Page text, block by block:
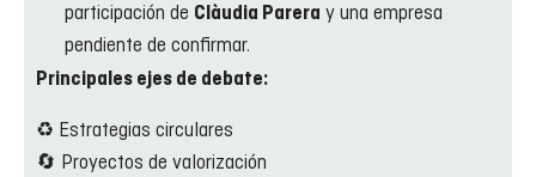
participación de Clàudia Parera y una empresa
pendiente de confirmar.
Principales ejes de debate:
♻️ Estrategias circulares
🔄 Proyectos de valorización